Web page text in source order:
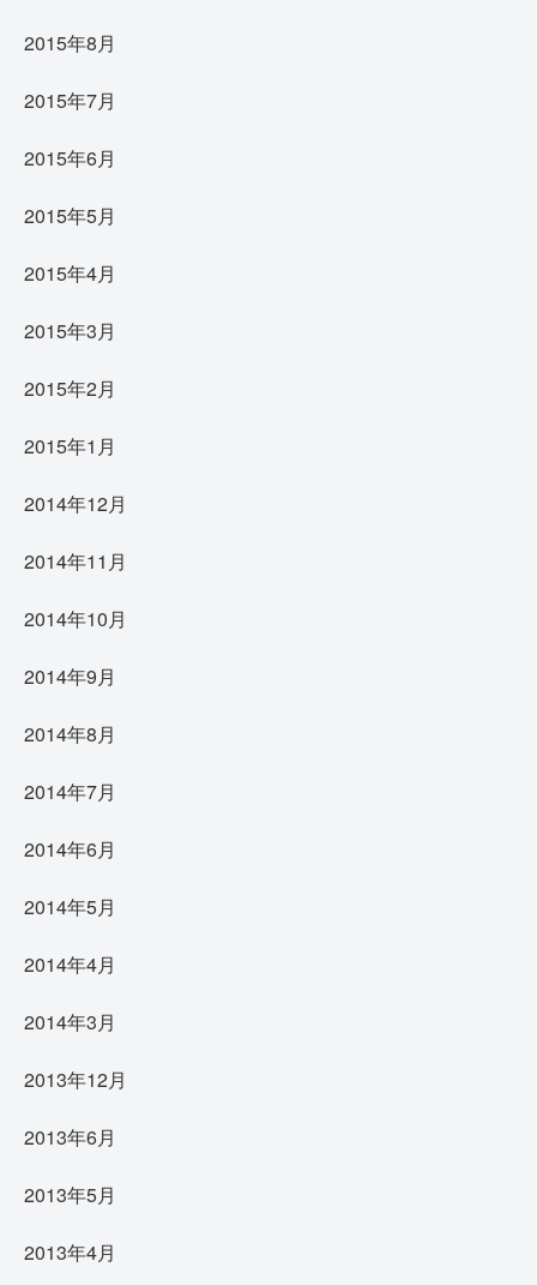
2015年8月
2015年7月
2015年6月
2015年5月
2015年4月
2015年3月
2015年2月
2015年1月
2014年12月
2014年11月
2014年10月
2014年9月
2014年8月
2014年7月
2014年6月
2014年5月
2014年4月
2014年3月
2013年12月
2013年6月
2013年5月
2013年4月